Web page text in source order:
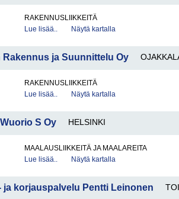
RAKENNUSLIIKKEITÄ
Lue lisää..
Näytä kartalla
Rakennus ja Suunnittelu Oy
RAKENNUSLIIKKEITÄ
Lue lisää..
Näytä kartalla
S Oy HELSINKI
MAALAUSLIIKKEITÄ JA MAALAREITA
Lue lisää..
Näytä kartalla
ja korjauspalvelu Pentti Leinonen